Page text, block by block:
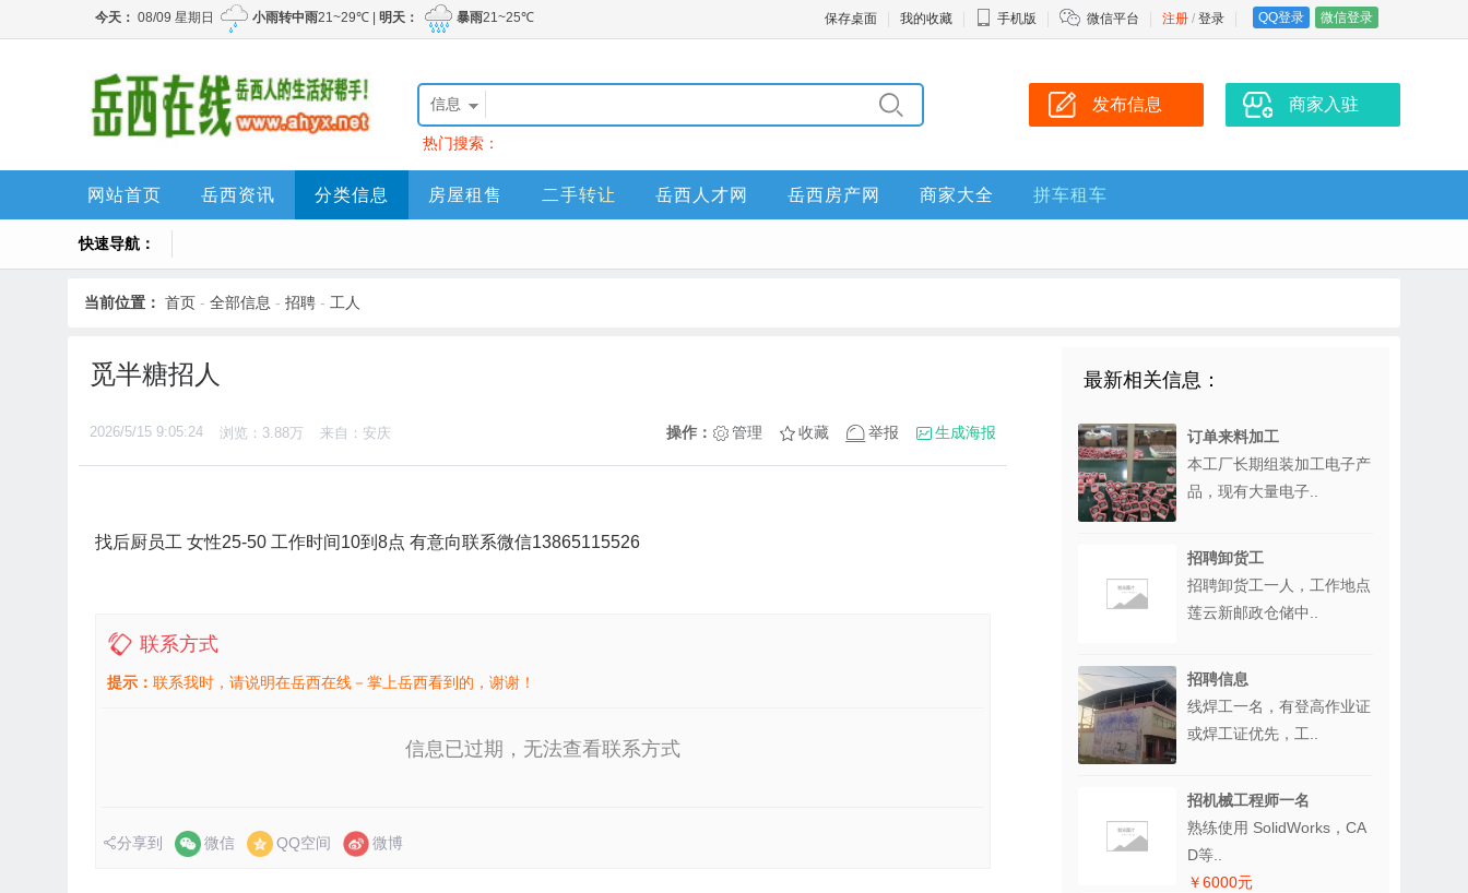
注册 / 登录 QQ登录 微信登录
保存桌面 我的收藏 手机版 微信平台
信息
热门搜索：
发布信息 商家入驻
网站首页 岳西资讯 分类信息 房屋租售 二手转让 岳西人才网 岳西房产网 商家大全 拼车租车
快速导航：
当前位置： 首页 - 全部信息 - 招聘 - 工人
觅半糖招人
2026/5/15 9:05:24 浏览：3.88万 来自：安庆 操作： 管理 收藏 举报 生成海报
找后厨员工 女性25-50 工作时间10到8点 有意向联系微信13865115526
联系方式
提示： 联系我时，请说明在岳西在线－掌上岳西看到的，谢谢！
信息已过期，无法查看联系方式
分享到 微信 QQ空间 微博
最新相关信息：
订单来料加工
本工厂长期组装加工电子产
品，现有大量电子..
招聘卸货工
招聘卸货工一人，工作地点
莲云新邮政仓储中..
招聘信息
线焊工一名，有登高作业证
或焊工证优先，工..
招机械工程师一名
熟练使用 SolidWorks，CA
D等..
￥6000元